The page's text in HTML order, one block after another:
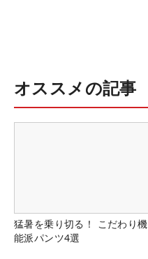
オススメの記事
猛暑を乗り切る！ こだわり機
能派パンツ4選